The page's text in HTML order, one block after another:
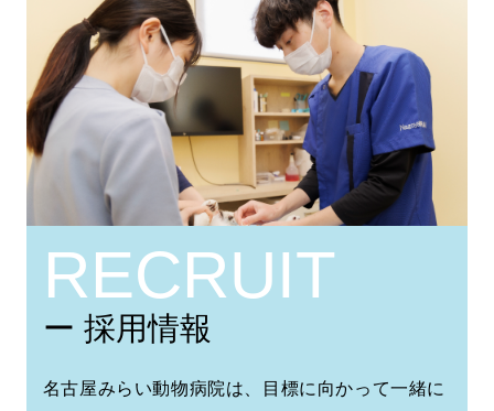
RECRUIT
ー 採用情報
名古屋みらい動物病院は、目標に向かって一緒に